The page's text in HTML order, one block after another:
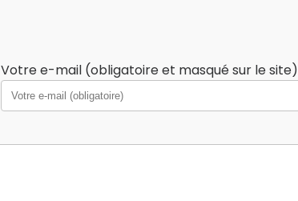
Votre e-mail (obligatoire et masqué sur le site)